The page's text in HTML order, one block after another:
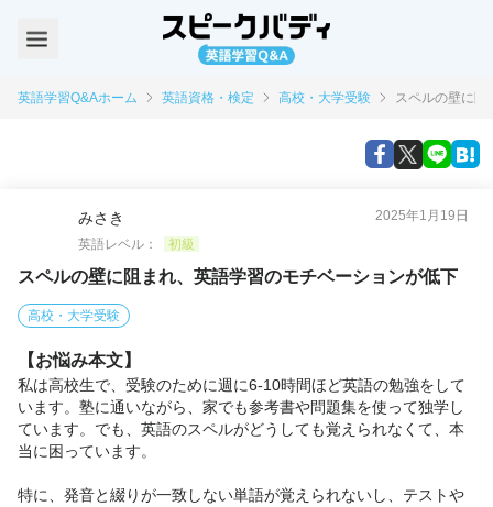
英語学習Q&Aホーム 英語資格・検定 高校・大学受験 スペルの壁に阻
みさき
2025年1月19日
英語レベル：
初級
スペルの壁に阻まれ、英語学習のモチベーションが低下
高校・大学受験
【お悩み本文】
私は高校生で、受験のために週に6-10時間ほど英語の勉強をして
います。塾に通いながら、家でも参考書や問題集を使って独学し
ています。でも、英語のスペルがどうしても覚えられなくて、本
当に困っています。
特に、発音と綴りが一致しない単語が覚えられないし、テストや